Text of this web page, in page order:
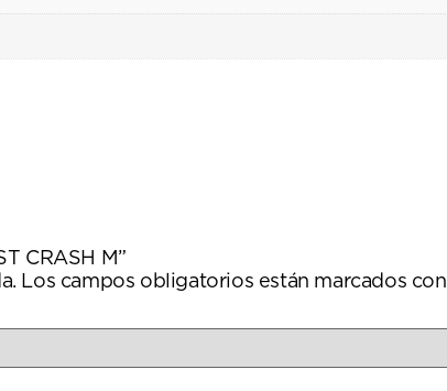
CRASH M”
Los campos obligatorios están marcados con